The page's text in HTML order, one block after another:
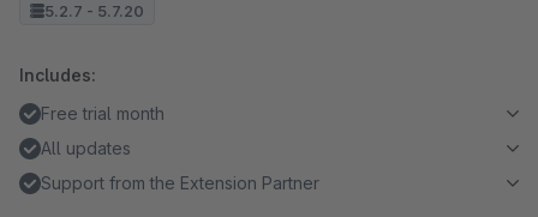
5.2.7 - 5.7.20
Includes:
Free trial month
All updates
Support from the Extension Partner